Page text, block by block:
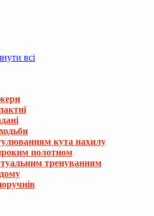
всі
кута нахилу
полотном
тренуванням